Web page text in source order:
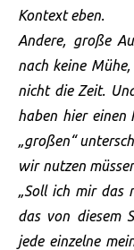
Kontext eben.
Andere, große
nach keine
nicht die Zeit.
haben hier einen
„großen“
wir nutzen
„Soll ich mir das
das von diesem
jede einzelne